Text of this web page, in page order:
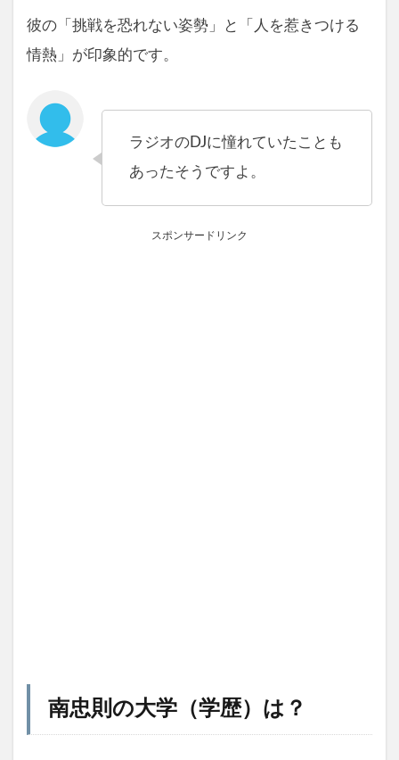
彼の「挑戦を恐れない姿勢」と「人を惹きつける
情熱」が印象的です。
ラジオのDJに憧れていたことも
あったそうですよ。
スポンサードリンク
南忠則の大学（学歴）は？